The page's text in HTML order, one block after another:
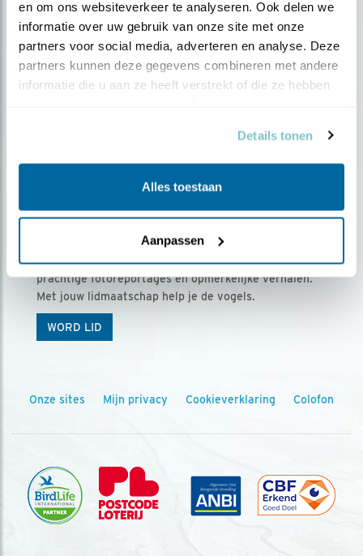
en om ons websiteverkeer te analyseren. Ook delen we
informatie over uw gebruik van onze site met onze
partners voor social media, adverteren en analyse. Deze
partners kunnen deze gegevens combineren met andere
informatie die u aan ze heeft verstrekt of die ze hebben
Details tonen
Alles toestaan
Aanpassen
Ontvang 5 x Vogels voor € 36,00 per jaar
Vogels is het tijdschrift voor onze leden, met
prachtige fotoreportages en opmerkelijke verhalen.
Met jouw lidmaatschap help je de vogels.
WORD LID
Onze sites Mijn privacy Cookieverklaring Colofon